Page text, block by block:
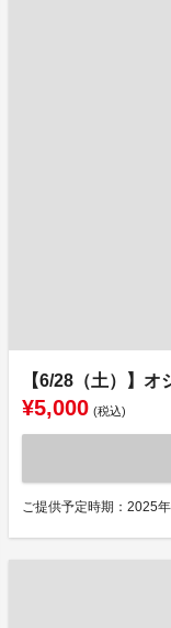
【6/28（土）】オ
¥5,000 (税込)
ご提供予定時期：2025年